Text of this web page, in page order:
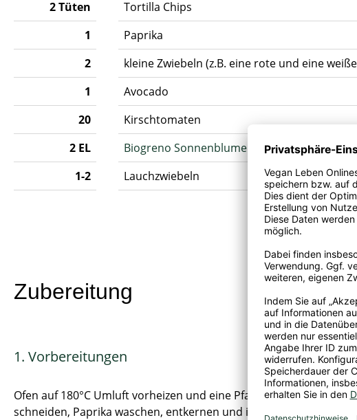
2 Tüten
Tortilla Chips
1
Paprika
2
kleine Zwiebeln (z.B. eine rote und eine
1
Avocado
20
Kirschtomaten
2 EL
Biogreno Sonnenblumenöl
1-2
Lauchzwiebeln
Zubereitung
1. Vorbereitungen
Ofen auf 180°C Umluft vorheizen und eine Pfanne auf dem Herd
schneiden, Paprika waschen, entkernen und in grobe Stücke